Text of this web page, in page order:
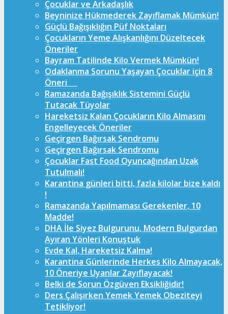
Çocuklar ve Arkadaşlık
Beyninize Hükmederek Zayıflamak Mümkün!
Güçlü Bağışıklığın Püf Noktaları
Çocukların Yeme Alışkanlığını Düzeltecek
Öneriler
Bayram Tatilinde Kilo Vermek Mümkün!
Odaklanma Sorunu Yaşayan Çocuklar için 8
Öneri
Ramazanda Bağışıklık Sistemini Güçlü
Tutacak Tüyolar
Hareketsiz Kalan Çocukların Kilo Almasını
Engelleyecek Öneriler
Geçirgen Bağırsak Sendromu
Geçirgen Bağırsak Sendromu
Çocuklar Fast Food Oyuncağından Uzak
Tutulmalı!
Karantina günleri bitti, fazla kilolar bize kaldı
!
Ramazanda Yapılmaması Gerekenler, 10
Madde!
DHA İle Siyez Bulgurunu, Modern Bulgurdan
Ayıran Yönleri Konuştuk
Evde Kal, Hareketsiz Kalma!
Karantina Günlerinde Herkes Kilo Almayacak,
10 Öneriye Uyanlar Zayıflayacak!
Belki de Sorun Özgüven Eksikliğidir!
Ders Çalışırken Yemek Yemek Obeziteyi
Tetikliyor!